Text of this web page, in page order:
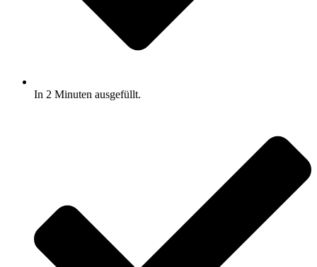
In 2 Minuten ausgefüllt.